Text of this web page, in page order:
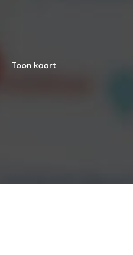
Toon kaart